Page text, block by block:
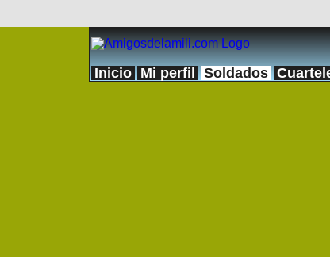
Inicio Mi perfil Soldados